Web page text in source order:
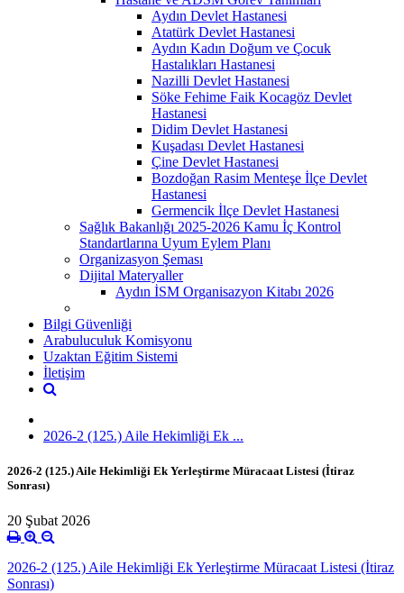
Aydın Devlet Hastanesi
Atatürk Devlet Hastanesi
Aydın Kadın Doğum ve Çocuk
Hastalıkları Hastanesi
Nazilli Devlet Hastanesi
Söke Fehime Faik Kocagöz Devlet
Hastanesi
Didim Devlet Hastanesi
Kuşadası Devlet Hastanesi
Çine Devlet Hastanesi
Bozdoğan Rasim Menteşe İlçe Devlet
Hastanesi
Germencik İlçe Devlet Hastanesi
Sağlık Bakanlığı 2025-2026 Kamu İç Kontrol
Standartlarına Uyum Eylem Planı
Organizasyon Şeması
Dijital Materyaller
Aydın İSM Organisazyon Kitabı 2026
Bilgi Güvenliği
Arabuluculuk Komisyonu
Uzaktan Eğitim Sistemi
İletişim
2026-2 (125.) Aile Hekimliği Ek ...
2026-2 (125.) Aile Hekimliği Ek Yerleştirme Müracaat Listesi (İtiraz
Sonrası)
20 Şubat 2026
2026-2 (125.) Aile Hekimliği Ek Yerleştirme Müracaat Listesi (İtiraz
Sonrası)